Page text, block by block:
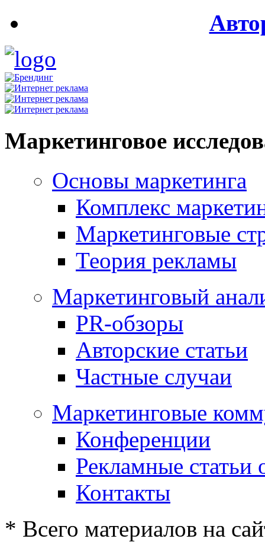
Маркетинговое
Основы маркетинга
Комплекс
Маркетинговые
Теория рекламы
Маркетинговый
PR-обзоры
Авторские статьи
Частные случаи
Маркетинговые
Конференции
Рекламные статьи
Контакты
* Всего материалов на